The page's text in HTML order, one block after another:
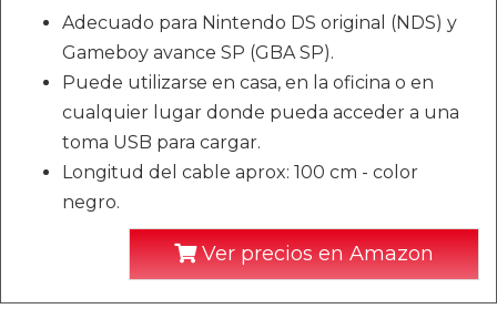
Adecuado para Nintendo DS original (NDS) y
Gameboy avance SP (GBA SP).
Puede utilizarse en casa, en la oficina o en
cualquier lugar donde pueda acceder a una
toma USB para cargar.
Longitud del cable aprox: 100 cm - color
negro.
Ver precios en Amazon